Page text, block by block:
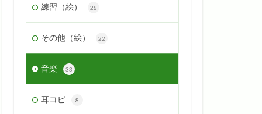
練習（絵） 28
その他（絵） 22
音楽 33
耳コピ 8